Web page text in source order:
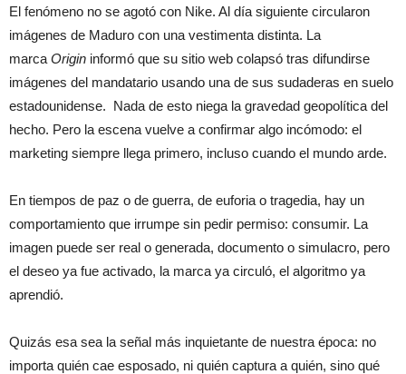
El fenómeno no se agotó con Nike. Al día siguiente circularon
imágenes de Maduro con una vestimenta distinta. La
marca Origin informó que su sitio web colapsó tras difundirse
imágenes del mandatario usando una de sus sudaderas en suelo
estadounidense. Nada de esto niega la gravedad geopolítica del
hecho. Pero la escena vuelve a confirmar algo incómodo: el
marketing siempre llega primero, incluso cuando el mundo arde.
En tiempos de paz o de guerra, de euforia o tragedia, hay un
comportamiento que irrumpe sin pedir permiso: consumir. La
imagen puede ser real o generada, documento o simulacro, pero
el deseo ya fue activado, la marca ya circuló, el algoritmo ya
aprendió.
Quizás esa sea la señal más inquietante de nuestra época: no
importa quién cae esposado, ni quién captura a quién, sino qué